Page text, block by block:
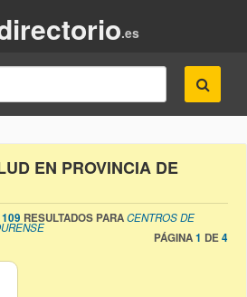
.es
EN PROVINCIA DE
109 RESULTADOS PARACENTROS DE
PÁGINA1 DE4